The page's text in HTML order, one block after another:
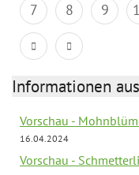
7
8 9
Informationen
Vorschau -
16.04.2024
Vorschau -